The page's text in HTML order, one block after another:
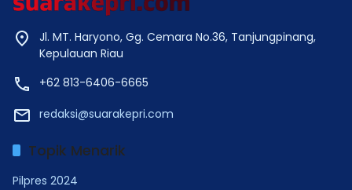
Jl. MT. Haryono, Gg. Cemara No.36, Tanjungpinang,
Kepulauan Riau
+62 813-6406-6665
redaksi@suarakepri.com
Topik Menarik
Pilpres 2024